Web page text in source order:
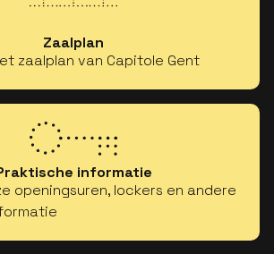
Zaalplan
zaalplan van Capitole Gent
informatie
openingsuren, lockers en andere